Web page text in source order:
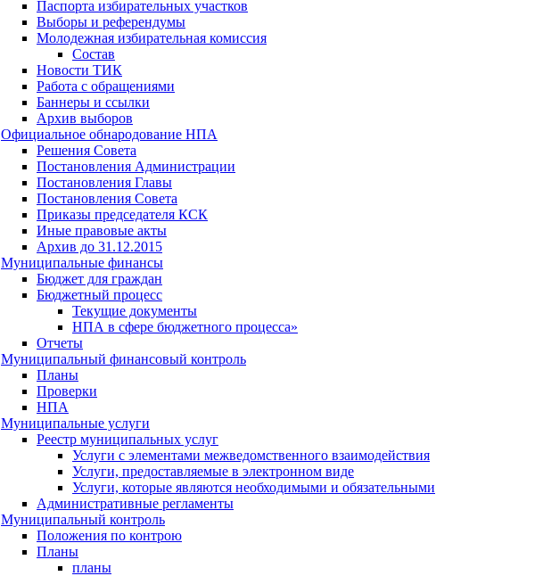
Паспорта избирательных участков
Выборы и референдумы
Молодежная избирательная комиссия
Состав
Новости ТИК
Работа с обращениями
Баннеры и ссылки
Архив выборов
Официальное обнародование НПА
Решения Совета
Постановления Администрации
Постановления Главы
Постановления Совета
Приказы председателя КСК
Иные правовые акты
Архив до 31.12.2015
Муниципальные финансы
Бюджет для граждан
Бюджетный процесс
Текущие документы
НПА в сфере бюджетного процесса»
Отчеты
Муниципальный финансовый контроль
Планы
Проверки
НПА
Муниципальные услуги
Реестр муниципальных услуг
Услуги с элементами межведомственного взаимодействия
Услуги, предоставляемые в электронном виде
Услуги, которые являются необходимыми и обязательными
Административные регламенты
Муниципальный контроль
Положения по контрою
Планы
планы